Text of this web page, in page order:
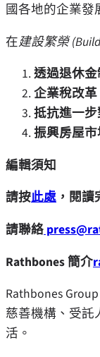
國各地的企業發
在建設繁榮
透過退休
企業稅改革
抵抗進一
振興房屋
編輯須知
請按此處 ，閱讀
請聯絡
Rathbones 簡介
Rathbones
慈善機構、受託
活。